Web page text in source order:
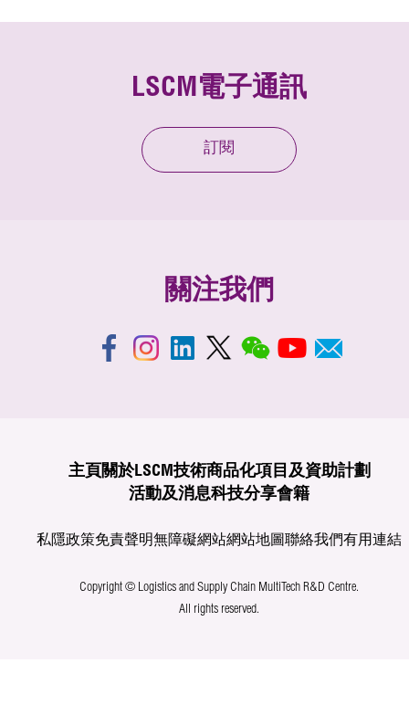
LSCM電子通訊
訂閱
關注我們
主頁 關於LSCM技術商品化項目及資助計劃
活動及消息科技分享會籍
私隱政策免責聲明無障礙網站網站地圖聯絡我們有用連結
Copyright © Logistics and Supply Chain MultiTech R&D Centre.
All rights reserved.